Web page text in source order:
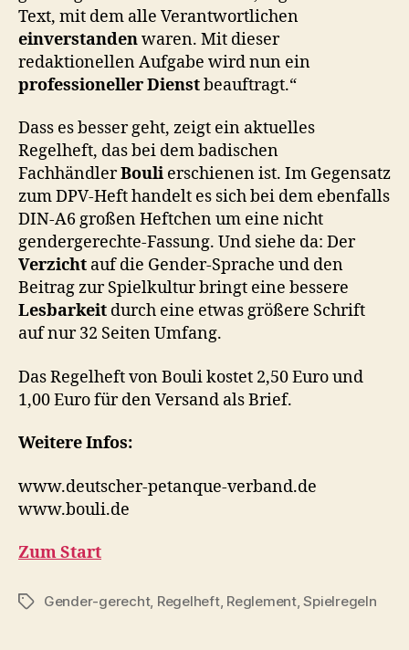
Text, mit dem alle Verantwortlichen
einverstandenwaren. Mit dieser
redaktionellen Aufgabe wird nun ein
professioneller Dienstbeauftragt.“
Dass es besser geht, zeigt ein aktuelles
Regelheft, das bei dem badischen
FachhändlerBouli erschienen ist. Im Gegensatz
zum DPV-Heft handelt es sich bei dem ebenfalls
DIN-A6 großen Heftchen um eine nicht
gendergerechte-Fassung. Und siehe da: Der
Verzicht auf die Gender-Sprache und den
Beitrag zur Spielkultur bringt eine bessere
Lesbarkeit durch eine etwas größere Schrift
auf nur 32 Seiten Umfang.
Das Regelheft von Bouli kostet 2,50 Euro und
1,00 Euro für den Versand als Brief.
Weitere Infos:
www.deutscher-petanque-verband.de
www.bouli.de
Zum Start
Schlagwörter
Gender-gerecht, Regelheft, Reglement,Spielregeln